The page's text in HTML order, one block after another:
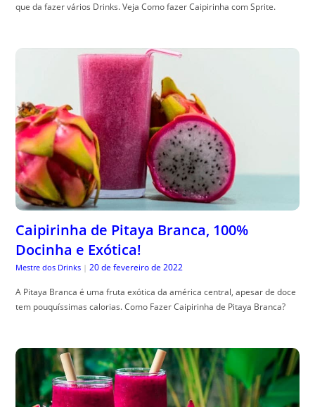
que da fazer vários Drinks. Veja Como fazer Caipirinha com Sprite.
Caipirinha de Pitaya Branca, 100%
Docinha e Exótica!
Mestre dos Drinks | 20 de fevereiro de 2022
A Pitaya Branca é uma fruta exótica da américa central, apesar de doce
tem pouquíssimas calorias. Como Fazer Caipirinha de Pitaya Branca?